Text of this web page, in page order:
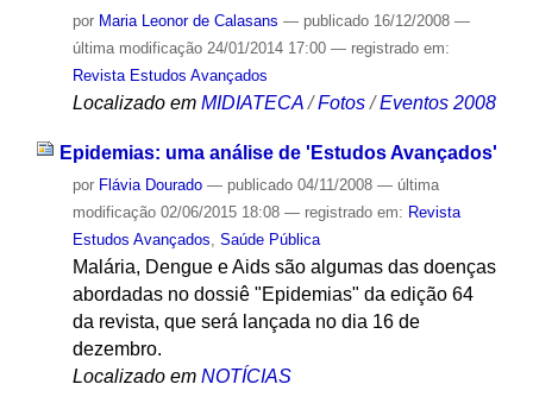
por Maria Leonor de Calasans — publicado16/12/2008 —
última modificação24/01/2014 17:00 — registrado em:
Revista Estudos Avançados
Localizado em MIDIATECA /Fotos /Eventos 2008
Epidemias: uma análise de 'Estudos Avançados'
por Flávia Dourado — publicado04/11/2008 — última
modificação02/06/2015 18:08 — registrado em: Revista
Estudos Avançados, Saúde Pública
Malária, Dengue e Aids são algumas das doenças
abordadas no dossiê "Epidemias" da edição 64
da revista, que será lançada no dia 16 de
dezembro.
Localizado em NOTÍCIAS